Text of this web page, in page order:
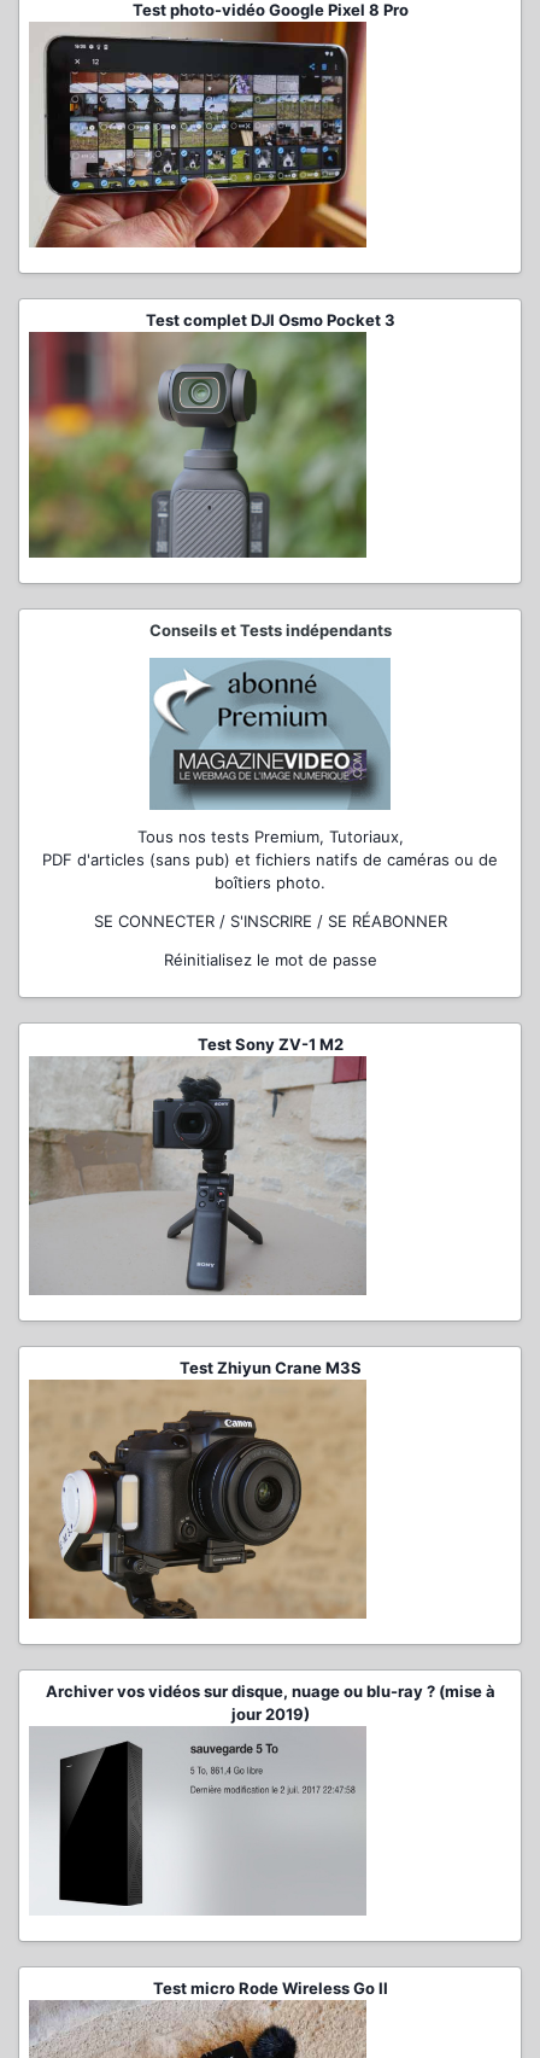
Test photo-vidéo Google Pixel 8 Pro
Test complet DJI Osmo Pocket 3
Conseils et Tests indépendants
Tous nos tests Premium, Tutoriaux,
PDF d'articles (sans pub) et fichiers natifs de caméras ou de
boîtiers photo.
SE CONNECTER / S'INSCRIRE / SE RÉABONNER
Réinitialisez le mot de passe
Test Sony ZV-1 M2
Test Zhiyun Crane M3S
Archiver vos vidéos sur disque, nuage ou blu-ray ? (mise à
jour 2019)
Test micro Rode Wireless Go II